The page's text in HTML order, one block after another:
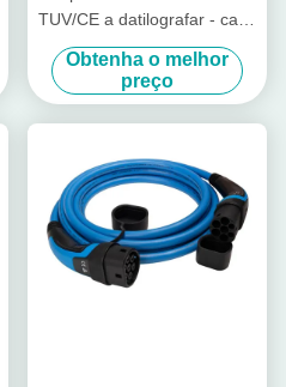
TUV/CE a datilografar - cabo
de carregamento de 2 EV
para Zoe
Obtenha o melhor
preço